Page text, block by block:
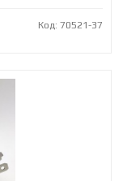
Код: 70521-37